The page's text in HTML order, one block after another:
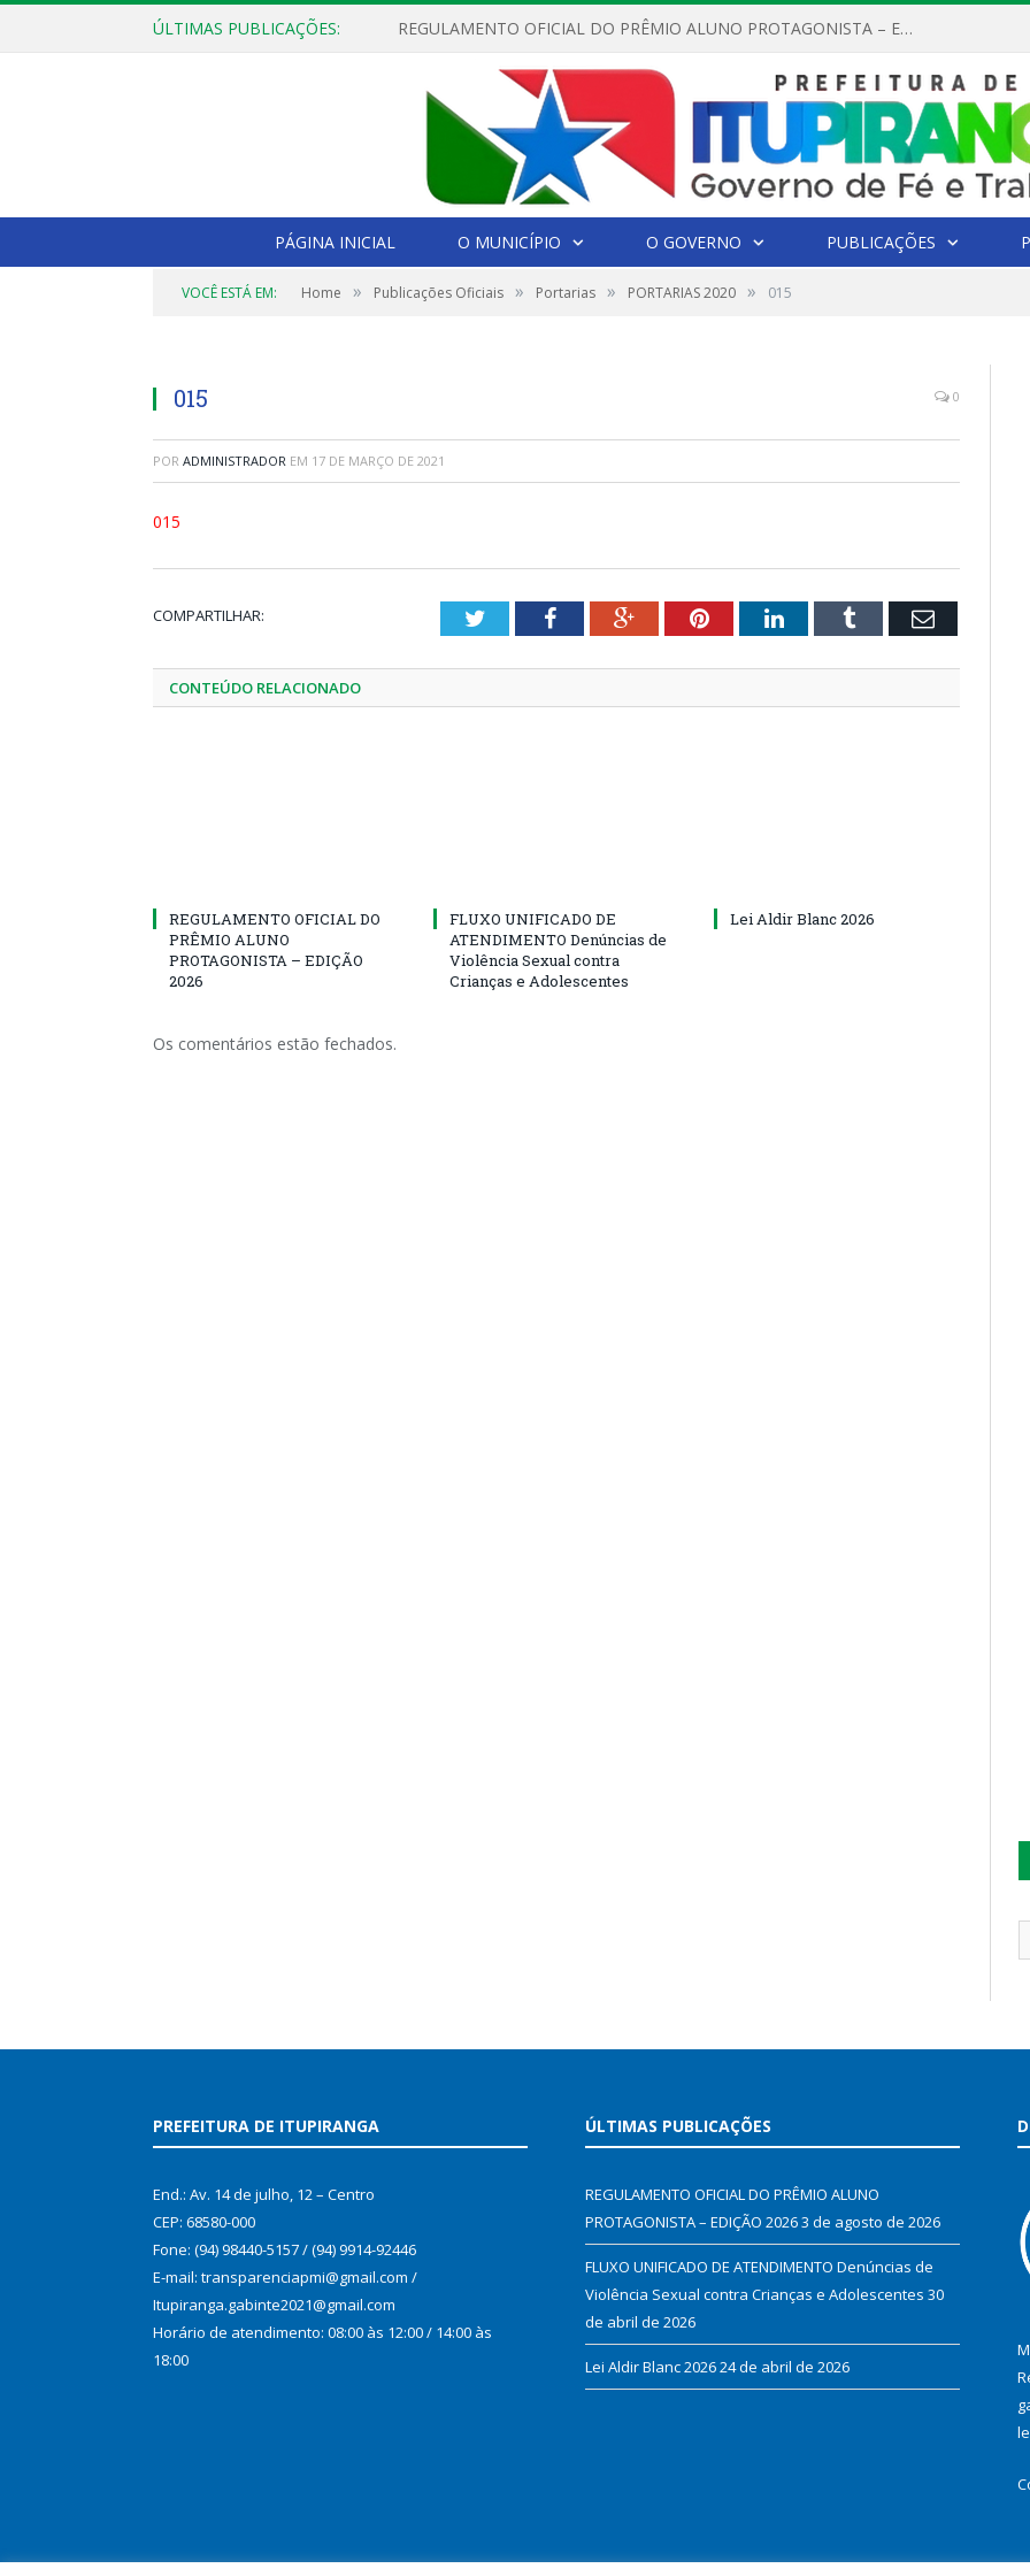
ÚLTIMAS PUBLICAÇÕES: REGULAMENTO OFICIAL DO PRÊMIO ALUNO PROTAGONISTA – EDIÇÃO 2026
PÁGINA INICIAL O MUNICÍPIO O GOVERNO PUBLICAÇÕES
VOCÊ ESTÁ EM: Home » Publicações Oficiais » Portarias » PORTARIAS 2020 » 015
015 0
POR ADMINISTRADOR EM 17 DE MARÇO DE 2021
015
COMPARTILHAR: TwitterFacebookGoogle+PinterestLinkedInTumblr Email
CONTEÚDO RELACIONADO
REGULAMENTO OFICIAL DO
PRÊMIO ALUNO
PROTAGONISTA – EDIÇÃO
2026
FLUXO UNIFICADO DE
ATENDIMENTO Denúncias de
Violência Sexual contra
Crianças e Adolescentes
Lei Aldir Blanc 2026
Os comentários estão fechados.
PREFEITURA DE ITUPIRANGA
End.: Av. 14 de julho, 12 – Centro
CEP: 68580-000
Fone: (94) 98440-5157 / (94) 9914-92446
E-mail: transparenciapmi@gmail.com /
Itupiranga.gabinte2021@gmail.com
Horário de atendimento: 08:00 às 12:00 / 14:00 às
18:00
ÚLTIMAS PUBLICAÇÕES
REGULAMENTO OFICIAL DO PRÊMIO ALUNO
PROTAGONISTA – EDIÇÃO 20263 de agosto de 2026
FLUXO UNIFICADO DE ATENDIMENTO Denúncias de
Violência Sexual contra Crianças e Adolescentes 30
de abril de 2026
Lei Aldir Blanc 202624 de abril de 2026